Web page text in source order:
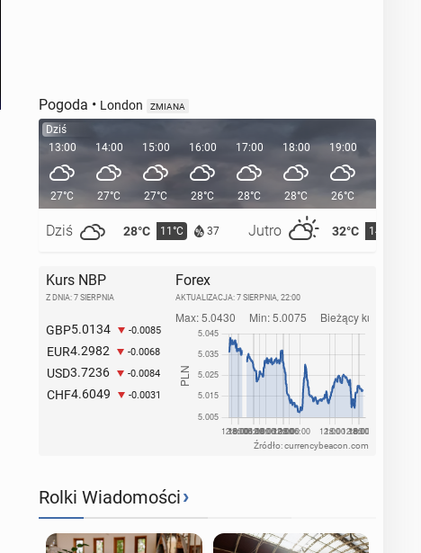
Pogoda • London ZMIANA
Dziś
13:00
27°C
Dziś 28°C 11°C 37 Jutro 32°C 14°C
14:00
27°C
15:00
27°C
16:00
28°C
17:00
28°C
18:00
28°C
19:00
26°C
Kurs NBP
Z DNIA: 7 SIERPNIA
GBP5.0134 -0.0085
EUR4.2982 -0.0068
USD3.7236 -0.0084
CHF4.6049 -0.0031
Forex
AKTUALIZACJA: 7 SIERPNIA, 22:00
Źródło: currencybeacon.com
Rolki Wiadomości›